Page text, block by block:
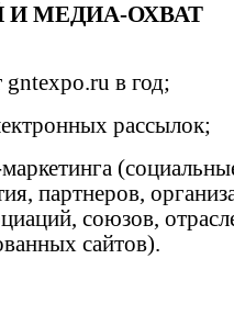
МЕДИА-ОХВАТ
gntexpo.ru в год;
рассылок;
партнеров,
союзов,
сайтов).